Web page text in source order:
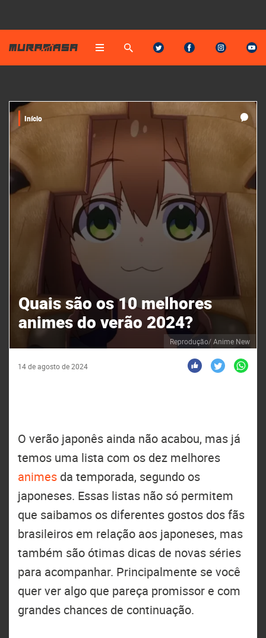
Reprodução/ Anime New
Início
Quais são os 10 melhores
animes do verão 2024?
14 de agosto de 2024
O verão japonês ainda não acabou, mas já
temos uma lista com os dez melhores
animes da temporada, segundo os
japoneses. Essas listas não só permitem
que saibamos os diferentes gostos dos fãs
brasileiros em relação aos japoneses, mas
também são ótimas dicas de novas séries
para acompanhar. Principalmente se você
quer ver algo que pareça promissor e com
grandes chances de continuação.